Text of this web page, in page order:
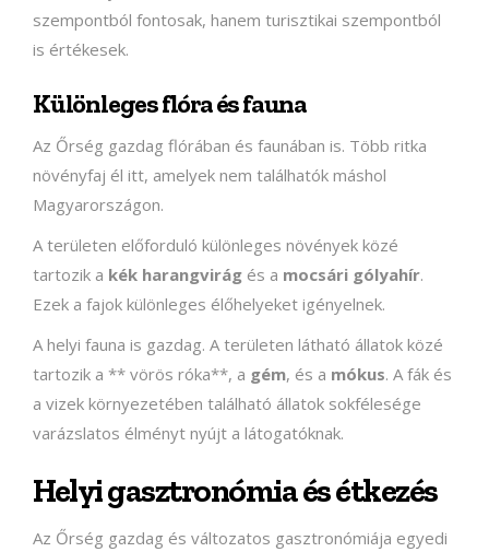
szempontból fontosak, hanem turisztikai szempontból
is értékesek.
Különleges flóra és fauna
Az Őrség gazdag flórában és faunában is. Több ritka
növényfaj él itt, amelyek nem találhatók máshol
Magyarországon.
A területen előforduló különleges növények közé
tartozik a kék harangvirág és a mocsári gólyahír.
Ezek a fajok különleges élőhelyeket igényelnek.
A helyi fauna is gazdag. A területen látható állatok közé
tartozik a ** vörös róka**, a gém, és a mókus. A fák és
a vizek környezetében található állatok sokfélesége
varázslatos élményt nyújt a látogatóknak.
Helyi gasztronómia és étkezés
Az Őrség gazdag és változatos gasztronómiája egyedi